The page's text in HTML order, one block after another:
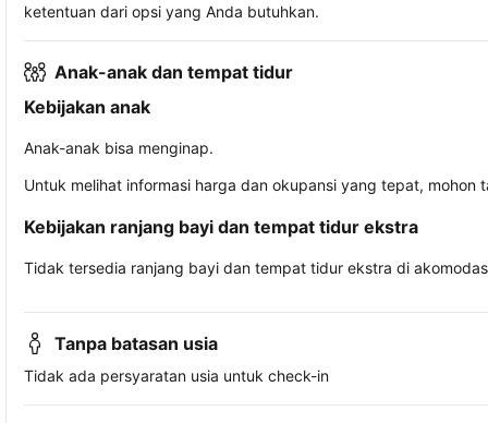
ketentuan dari opsi yang Anda butuhkan.
Anak-anak dan tempat tidur
Kebijakan anak
Anak-anak bisa menginap.
Untuk melihat informasi harga dan okupansi yang tepat,
Kebijakan ranjang bayi dan tempat tidur ekstra
Tidak tersedia ranjang bayi dan tempat tidur ekstra di
Tanpa batasan usia
Tidak ada persyaratan usia untuk check-in